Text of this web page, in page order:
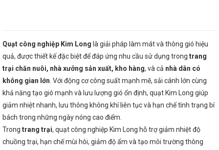
Quạt công nghiệp Kim Long là giải pháp làm mát và thông gió hiệu
quả, được thiết kế đặc biệt để đáp ứng nhu cầu sử dụng trong trang
trại chăn nuôi, nhà xưởng sản xuất, kho hàng, và cả nhà dân có
không gian lớn. Với động cơ công suất mạnh mẽ, sải cánh lớn cùng
khả năng tạo gió mạnh và lưu lượng gió ổn định, quạt Kim Long giúp
giảm nhiệt nhanh, lưu thông không khí liên tục và hạn chế tình trạng bí
bách trong những ngày nóng cao điểm.
Trong trang trại, quạt công nghiệp Kim Long hỗ trợ giảm nhiệt độ
chuồng trại, hạn chế mùi hôi, giảm độ ẩm và tạo môi trường thông